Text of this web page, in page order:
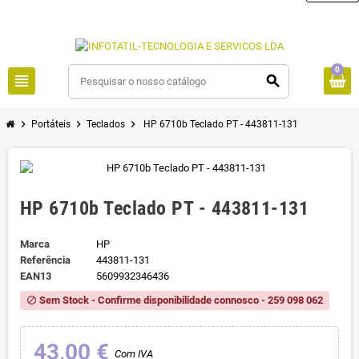
view_headline search
0
chevron_right Portáteis chevron_right Teclados chevron_right HP 6710b Teclado PT - 443811-131
HP 6710b Teclado PT - 443811-131
Marca
HP
Referência
443811-131
EAN13
5609932346436
block Sem Stock - Confirme disponibilidade connosco - 259 098 062
43,00 € Com IVA